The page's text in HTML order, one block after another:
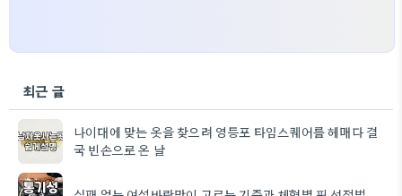
최근 글
나이대에 맞는 옷을 찾으려 영등포 타임스퀘어를 헤매다 결
국 빈손으로 온 날